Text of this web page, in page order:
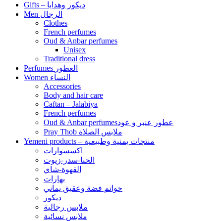
Gifts – ديكور وهدايا
Men الرجال
Clothes
French perfumes
Oud & Anbar perfumes
Unisex
Traditional dress
Perfumes العطور
Women النساء
Accessories
Body and hair care
Caftan – Jalabiya
French perfumes
Oud & Anbar perfumesعطور عنبر و عود
Pray Thob ملابس الصلاة
Yemeni products – منتجات يمنية وطبيعية
اكسسوارات
الحنا-سدر-زيوت
القهوة-شاي
بهارات
خواتم فضة وعقيق يماني
ديكور
ملابس رجالية
ملابس نسائية